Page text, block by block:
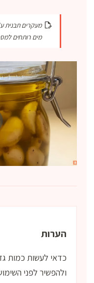
מעקרים תבנית
מים רותחים
הערות
כדאי לעשות כמות
ולהפשיר לפני